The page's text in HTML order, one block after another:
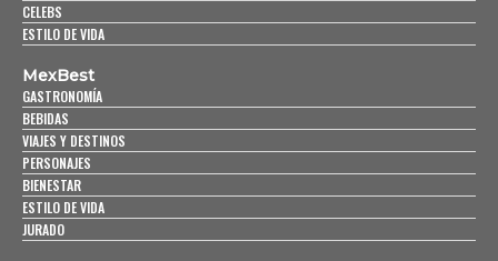
CELEBS
ESTILO DE VIDA
MexBest
GASTRONOMÍA
BEBIDAS
VIAJES Y DESTINOS
PERSONAJES
BIENESTAR
ESTILO DE VIDA
JURADO